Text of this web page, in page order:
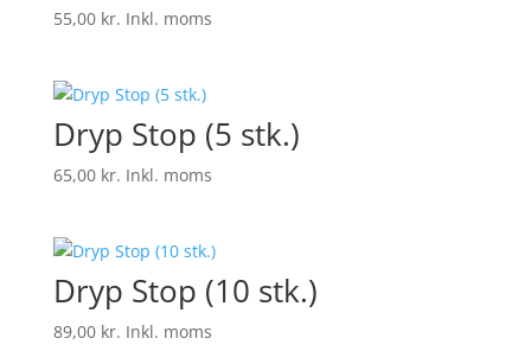
55,00 kr. Inkl. moms
Dryp Stop (5 stk.)
65,00 kr. Inkl. moms
Dryp Stop (10 stk.)
89,00 kr. Inkl. moms